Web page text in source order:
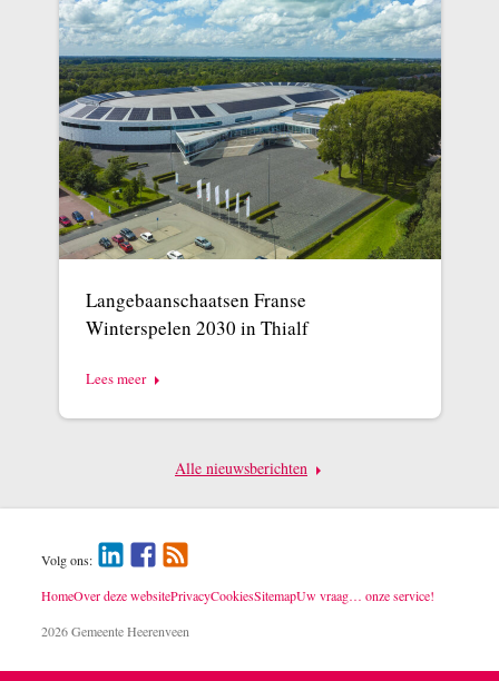
Langebaanschaatsen Franse
Winterspelen 2030 in Thialf
Lees meer
Alle nieuwsberichten
Volg ons:
HomeOver deze websitePrivacyCookiesSitemapUw vraag… onze service!
2026 Gemeente Heerenveen